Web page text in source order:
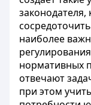
наиболее
нормативных
отвечают
при этом